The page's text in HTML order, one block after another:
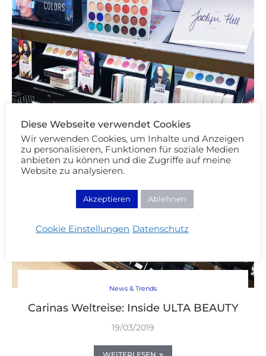
News & Trends
Carinas Weltreise: Inside ULTA BEAUTY
19/03/2019
Diese Webseite verwendet Cookies
Wir verwenden Cookies, um Inhalte und Anzeigen
zu personalisieren, Funktionen für soziale Medien
anbieten zu können und die Zugriffe auf meine
Website zu analysieren.
Akzeptieren Ablehnen
Cookie Einstellungen Datenschutz